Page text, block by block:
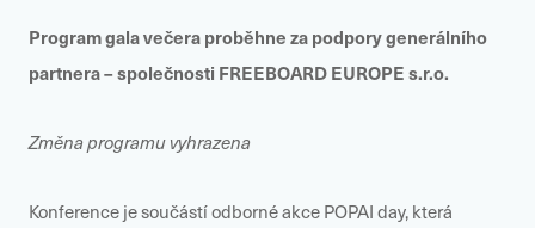
Program gala večera proběhne za podpory generálního
partnera – společnosti FREEBOARD EUROPE s.r.o.
Změna programu vyhrazena
Konference je součástí odborné akce POPAI day, která